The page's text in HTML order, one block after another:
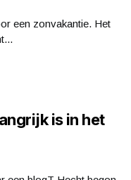
een zonvakantie. Het
is in het